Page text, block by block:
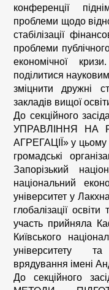
конференції
проблеми щодо
стабілізації
проблеми
економічної
поділитися
зміцнити дружні
закладів вищої
До секційного
УПРАВЛІННЯ НА
АГРЕГАЦІЇ» у цьому
громадські
Запорізький
національний
університет у
глобалізації
участь прийняла
Київського
університету
врядування імені
До секційного